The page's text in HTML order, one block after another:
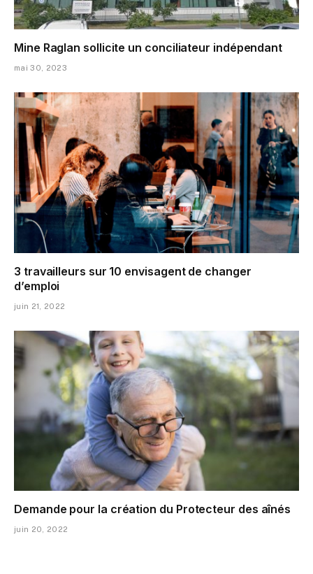
Mine Raglan sollicite un conciliateur indépendant
mai 30, 2023
3 travailleurs sur 10 envisagent de changer
d’emploi
juin 21, 2022
Demande pour la création du Protecteur des aînés
juin 20, 2022